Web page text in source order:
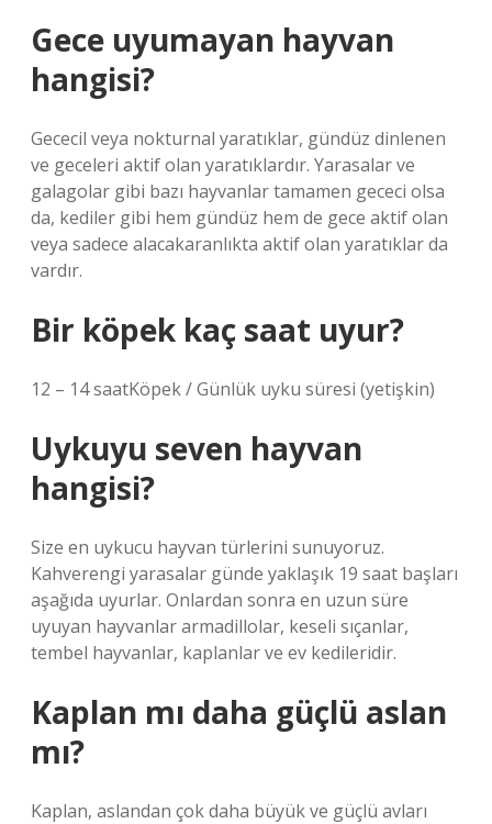
Gece uyumayan hayvan
hangisi?
Gececil veya nokturnal yaratıklar, gündüz dinlenen
ve geceleri aktif olan yaratıklardır. Yarasalar ve
galagolar gibi bazı hayvanlar tamamen gececi olsa
da, kediler gibi hem gündüz hem de gece aktif olan
veya sadece alacakaranlıkta aktif olan yaratıklar da
vardır.
Bir köpek kaç saat uyur?
12 – 14 saatKöpek / Günlük uyku süresi (yetişkin)
Uykuyu seven hayvan
hangisi?
Size en uykucu hayvan türlerini sunuyoruz.
Kahverengi yarasalar günde yaklaşık 19 saat başları
aşağıda uyurlar. Onlardan sonra en uzun süre
uyuyan hayvanlar armadillolar, keseli sıçanlar,
tembel hayvanlar, kaplanlar ve ev kedileridir.
Kaplan mı daha güçlü aslan
mı?
Kaplan, aslandan çok daha büyük ve güçlü avları